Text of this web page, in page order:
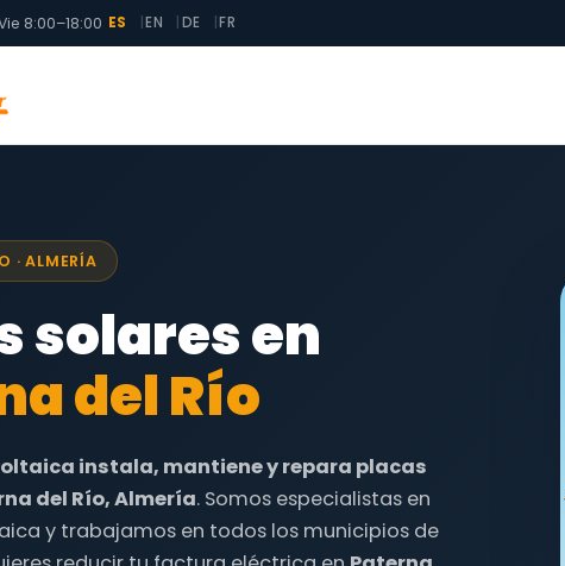
8:00–18:00 ES EN DE FR
· ALMERÍA
solares en
del Río
instala, mantiene y repara placas
del Río, Almería. Somos especialistas en
y trabajamos en todos los municipios de